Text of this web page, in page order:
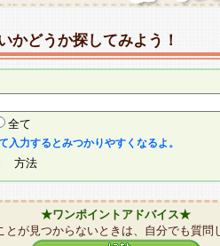
かどうか探してみよう！
全て
入力するとみつかりやすくなるよ。
方法
★ワンポイントアドバイス★
とが見つからないときは、自分でも質問